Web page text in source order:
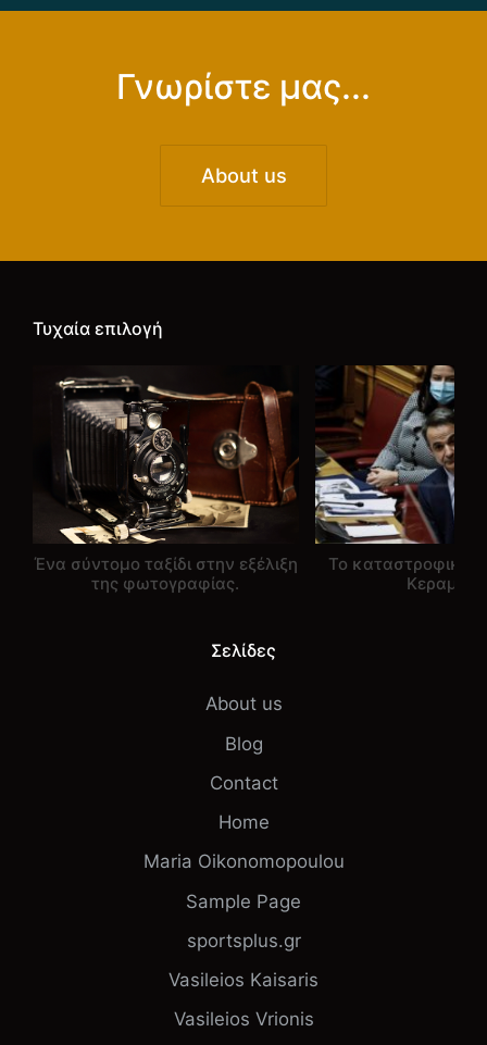
Γνωρίστε μας...
About us
Τυχαία επιλογή
Ένα σύντομο ταξίδι στην εξέλιξη
της φωτογραφίας.
Το καταστροφικό
Σελίδες
About us
Blog
Contact
Home
Maria Oikonomopoulou
Sample Page
sportsplus.gr
Vasileios Kaisaris
Vasileios Vrionis